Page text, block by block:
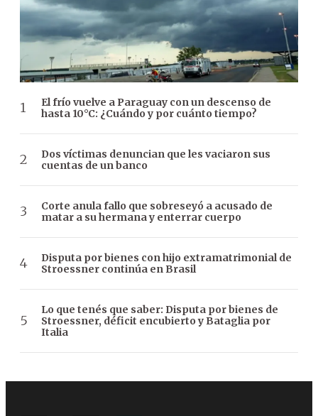
El frío vuelve a Paraguay con un descenso de
hasta 10°C: ¿Cuándo y por cuánto tiempo?
Dos víctimas denuncian que les vaciaron sus
cuentas de un banco
Corte anula fallo que sobreseyó a acusado de
matar a su hermana y enterrar cuerpo
Disputa por bienes con hijo extramatrimonial de
Stroessner continúa en Brasil
Lo que tenés que saber: Disputa por bienes de
Stroessner, déficit encubierto y Bataglia por
Italia